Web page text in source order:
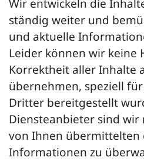
Wir entwickeln die
ständig weiter und
und aktuelle
Leider können wir keine
Korrektheit aller Inhalte
übernehmen, speziell
Dritter bereitgestellt
Diensteanbieter sind
von Ihnen übermittelten
Informationen zu